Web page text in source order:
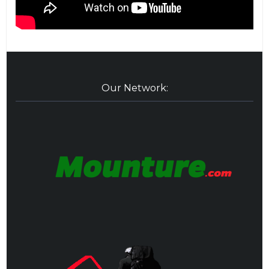
Our Network: